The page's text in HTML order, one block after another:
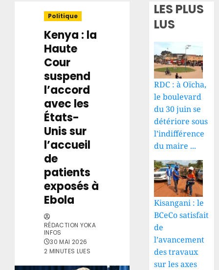
Politique
Kenya : la
Haute
Cour
suspend
l’accord
avec les
États-
Unis sur
l’accueil
de
patients
exposés à
Ebola
RÉDACTION YOKA
INFOS
30 MAI 2026
2 MINUTES LUES
LES PLUS
LUS
RDC : à Oïcha,
le boulevard
du 30 juin se
détériore sous
l’indifférence
du maire ...
Kisangani : le
BCeCo satisfait
de
l’avancement
des travaux
sur les axes